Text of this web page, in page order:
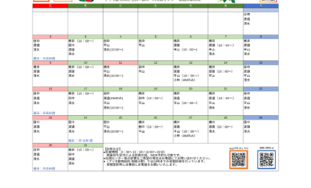
入り口正面に受付がございます。
各種受付、会計をこちらで行います。